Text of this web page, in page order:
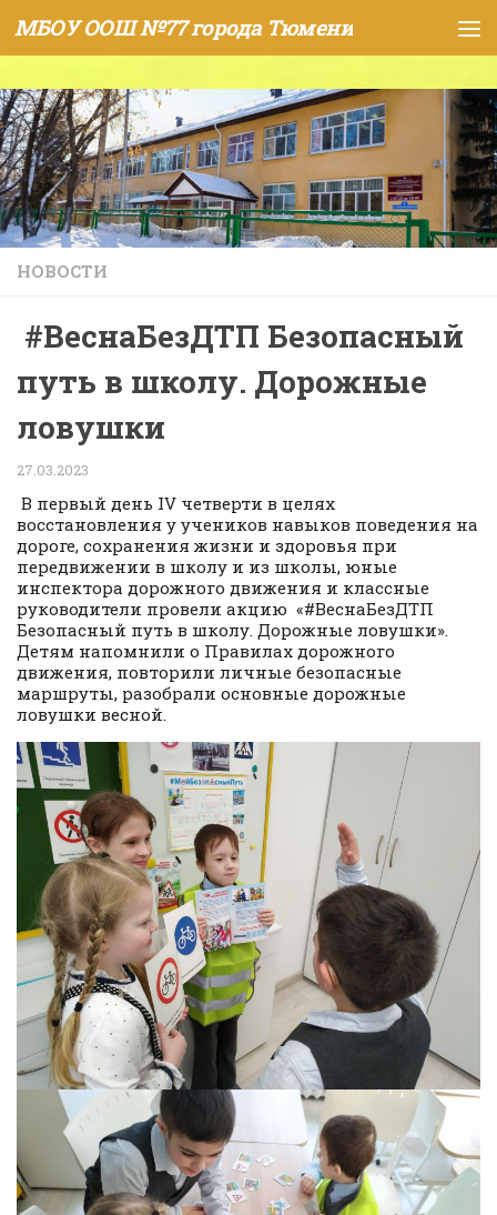
Skip to content
МБОУ ООШ №77 города Тюмени
НОВОСТИ
#ВеснаБезДТП Безопасный
путь в школу. Дорожные
ловушки
27.03.2023
В первый день IV четверти в целях
восстановления у учеников навыков поведения на
дороге, сохранения жизни и здоровья при
передвижении в школу и из школы, юные
инспектора дорожного движения и классные
руководители провели акцию «#ВеснаБезДТП
Безопасный путь в школу. Дорожные ловушки».
Детям напомнили о Правилах дорожного
движения, повторили личные безопасные
маршруты, разобрали основные дорожные
ловушки весной.